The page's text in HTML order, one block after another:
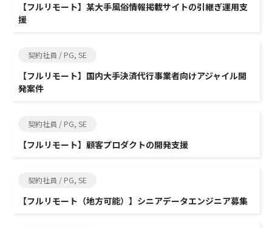
【フルリモート】某大手風俗情報掲載サイトの引継ぎ運用支
援
契約社員 / PG, SE
【フルリモート】国内大手決済代行事業者向けアジャイル開
発案件
契約社員 / PG, SE
【フルリモート】顧客プロダクトの開発支援
契約社員 / PG, SE
【フルリモート（地方可能）】シニアデータエンジニア募集